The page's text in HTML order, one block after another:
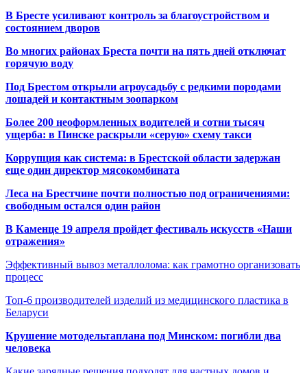
В Бресте усиливают контроль за благоустройством и
состоянием дворов
Во многих районах Бреста почти на пять дней отключат
горячую воду
Под Брестом открыли агроусадьбу с редкими породами
лошадей и контактным зоопарком
Более 200 неоформленных водителей и сотни тысяч
ущерба: в Пинске раскрыли «серую» схему такси
Коррупция как система: в Брестской области задержан
еще один директор мясокомбината
Леса на Брестчине почти полностью под ограничениями:
свободным остался один район
В Каменце 19 апреля пройдет фестиваль искусств «Наши
отражения»
Эффективный вывоз металлолома: как грамотно организовать
процесс
Топ-6 производителей изделий из медицинского пластика в
Беларуси
Крушение мотодельтаплана под Минском: погибли два
человека